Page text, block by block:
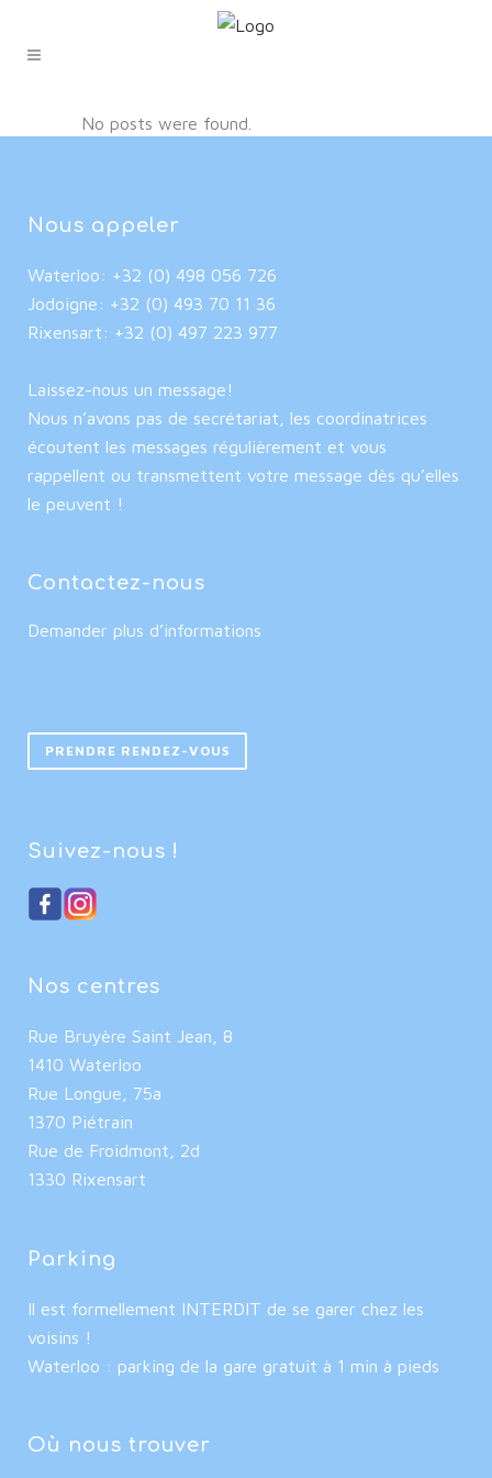
No posts were found.
Nous appeler
Waterloo: +32 (0) 498 056 726
Jodoigne: +32 (0) 493 70 11 36
Rixensart: +32 (0) 497 223 977
Laissez-nous un message!
Nous n’avons pas de secrétariat, les coordinatrices
écoutent les messages régulièrement et vous
rappellent ou transmettent votre message dès qu’elles
le peuvent !
Contactez-nous
Demander plus d’informations
PRENDRE RENDEZ-VOUS
Suivez-nous !
Nos centres
Rue Bruyère Saint Jean, 8
1410 Waterloo
Rue Longue, 75a
1370 Piétrain
Rue de Froidmont, 2d
1330 Rixensart
Parking
Il est formellement INTERDIT de se garer chez les
voisins !
Waterloo : parking de la gare gratuit à 1 min à pieds
Où nous trouver